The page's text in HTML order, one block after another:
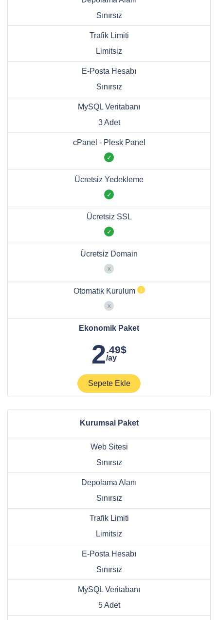
Sınırsız
Trafik Limiti
Limitsiz
E-Posta Hesabı
Sınırsız
MySQL Veritabanı
3 Adet
cPanel - Plesk Panel
Ücretsiz Yedekleme
Ücretsiz SSL
Ücretsiz Domain
Otomatik Kurulum
Ekonomik Paket
2.49$
/ay
Sepete Ekle
Kurumsal Paket
Web Sitesi
Sınırsız
Depolama Alanı
Sınırsız
Trafik Limiti
Limitsiz
E-Posta Hesabı
Sınırsız
MySQL Veritabanı
5 Adet